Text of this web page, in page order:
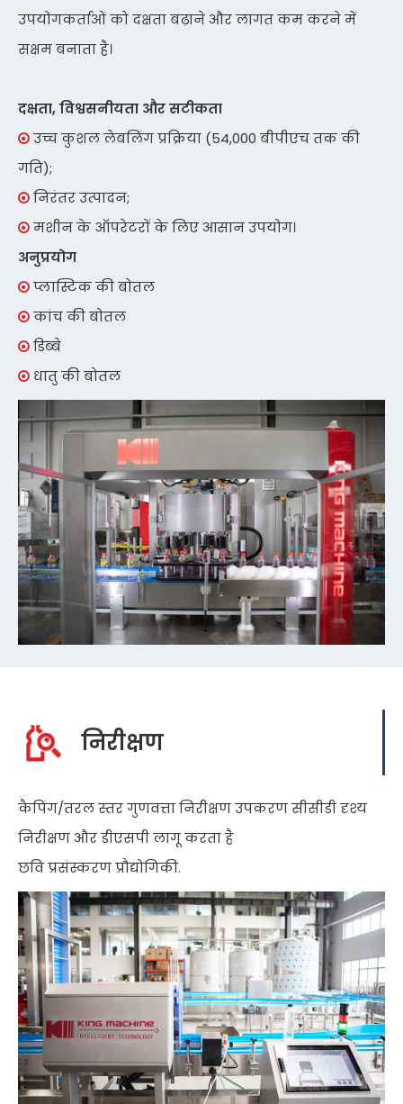
उपयोगकर्ताओं को दक्षता बढ़ाने और लागत कम करने में
सक्षम बनाता है।
दक्षता, विश्वसनीयता और सटीकता
 उच्च कुशल लेबलिंग प्रक्रिया (54,000 बीपीएच तक की
गति);
 निरंतर उत्पादन;
 मशीन के ऑपरेटरों के लिए आसान उपयोग।
अनुप्रयोग
 प्लास्टिक की बोतल
 कांच की बोतल
 डिब्बे
 धातु की बोतल
निरीक्षण
कैपिंग/तरल स्तर गुणवत्ता निरीक्षण उपकरण सीसीडी दृश्य
निरीक्षण और डीएसपी लागू करता है
छवि प्रसंस्करण प्रौद्योगिकी.